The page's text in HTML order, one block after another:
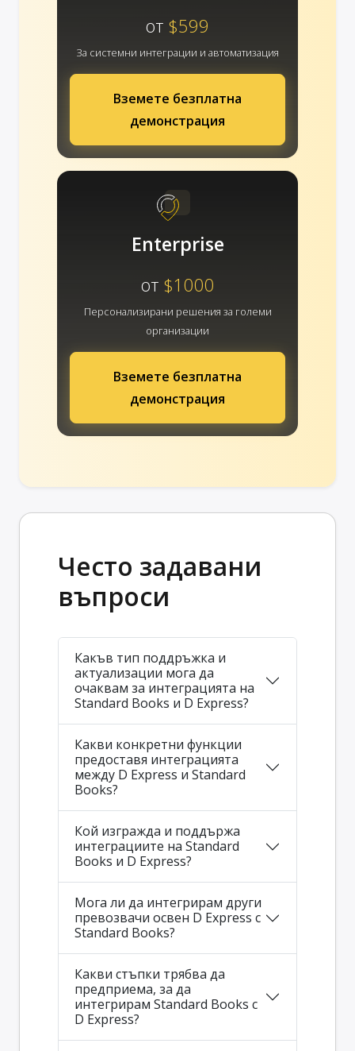
от $599
За системни интеграции и автоматизация
Вземете безплатна
демонстрация
Enterprise
от $1000
Персонализирани решения за големи
организации
Вземете безплатна
демонстрация
Често задавани
въпроси
Какъв тип поддръжка и
актуализации мога да
очаквам за интеграцията на
Standard Books и D Express?
Какви конкретни функции
предоставя интеграцията
между D Express и Standard
Books?
Кой изгражда и поддържа
интеграциите на Standard
Books и D Express?
Мога ли да интегрирам други
превозвачи освен D Express с
Standard Books?
Какви стъпки трябва да
предприема, за да
интегрирам Standard Books с
D Express?